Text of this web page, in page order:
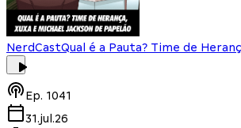
NerdCastQual é a Pauta? Time de
Ep. 1041
31.jul.26